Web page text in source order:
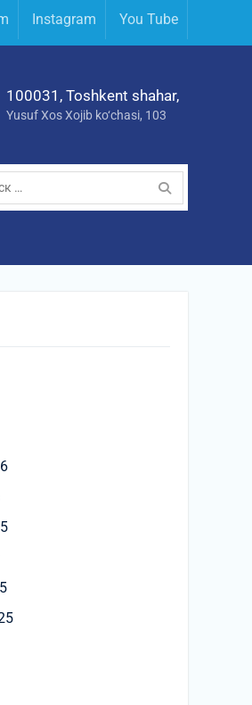
Instagram You Tube
100031, Toshkent shahar,
Yusuf Xos Xojib ko‘chasi, 103